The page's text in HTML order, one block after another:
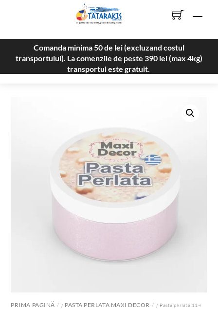
Comanda minima 50 de lei (excluzand costul
transportului). La comenzile de peste 390 lei (max 4kg)
transportul este gratuit.
PRIMA PAGINĂ / PASTA PERLATA MAXI DECOR
/ Pasta perlata 114